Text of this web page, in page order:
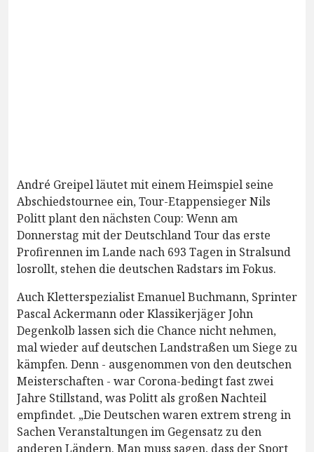
André Greipel läutet mit einem Heimspiel seine
Abschiedstournee ein, Tour-Etappensieger Nils
Politt plant den nächsten Coup: Wenn am
Donnerstag mit der Deutschland Tour das erste
Profirennen im Lande nach 693 Tagen in Stralsund
losrollt, stehen die deutschen Radstars im Fokus.
Auch Kletterspezialist Emanuel Buchmann, Sprinter
Pascal Ackermann oder Klassikerjäger John
Degenkolb lassen sich die Chance nicht nehmen,
mal wieder auf deutschen Landstraßen um Siege zu
kämpfen. Denn - ausgenommen von den deutschen
Meisterschaften - war Corona-bedingt fast zwei
Jahre Stillstand, was Politt als großen Nachteil
empfindet. „Die Deutschen waren extrem streng in
Sachen Veranstaltungen im Gegensatz zu den
anderen Ländern. Man muss sagen, dass der Sport